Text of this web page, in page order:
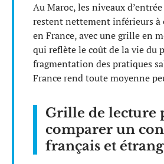
Au Maroc, les niveaux
restent nettement inférieurs à
en France, avec une grille en
qui reflète le coût de la vie du
fragmentation des pratiques
France rend toute moyenne
Grille de lecture
comparer un
français et